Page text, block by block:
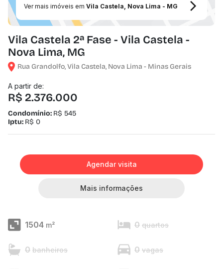
Ver mais imóveis em Vila Castela, Nova Lima - MG
Vila Castela 2ª Fase - Vila Castela -
Nova Lima, MG
Rua Grandolfo, Vila Castela, Nova Lima - Minas Gerais
A partir de:
R$ 2.376.000
Condomínio: R$ 545
Iptu: R$ 0
Agendar visita
Mais informações
1504 m² 0 quartos
0 banheiros 0 vagas